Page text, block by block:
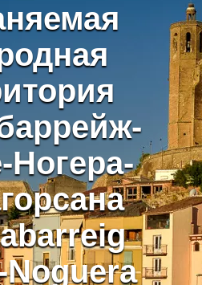
Ногера-